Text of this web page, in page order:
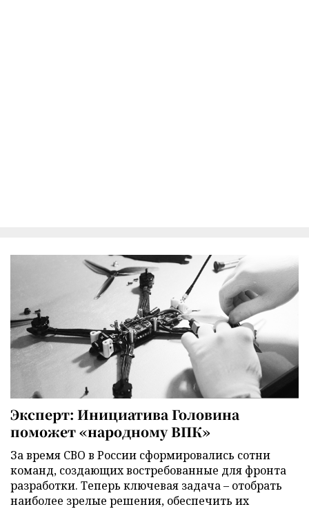
Эксперт: Инициатива Головина
поможет «народному ВПК»
За время СВО в России сформировались сотни
команд, создающих востребованные для фронта
разработки. Теперь ключевая задача – отобрать
наиболее зрелые решения, обеспечить их